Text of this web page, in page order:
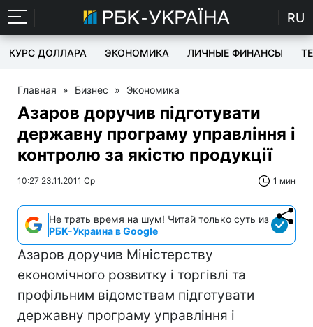
RU
КУРС ДОЛЛАРА ЭКОНОМИКА ЛИЧНЫЕ ФИНАНСЫ
Главная » Бизнес » Экономика
Азаров доручив підготувати
державну програму управління і
контролю за якістю продукції
10:27 23.11.2011 Ср 1 мин
Не трать время на шум! Читай только суть из
РБК-Украина в Google
Азаров доручив Міністерству
економічного розвитку і торгівлі та
профільним відомствам підготувати
державну програму управління і